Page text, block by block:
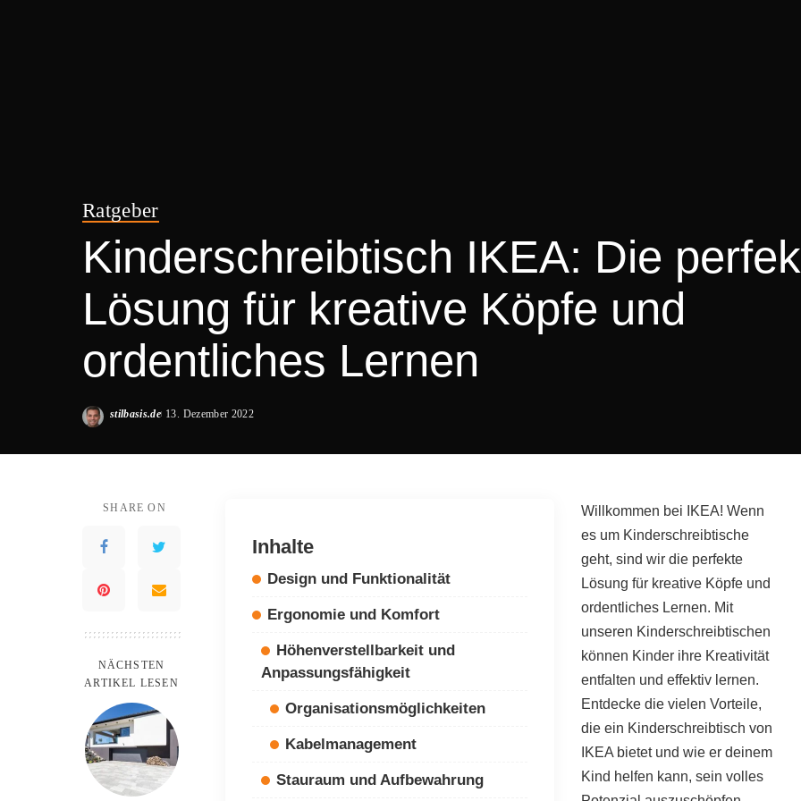
Ratgeber
Kinderschreibtisch IKEA: Die
Lösung für kreative Köpfe und
ordentliches Lernen
Posted
stilbasis.de 13. Dezember 2022
SHARE ON
NÄCHSTEN
ARTIKEL LESEN
Inhalte
Design und Funktionalität
Ergonomie und Komfort
Höhenverstellbarkeit und
Anpassungsfähigkeit
Organisationsmöglichkeiten
Kabelmanagement
Stauraum und Aufbewahrung
Willkommen bei IKEA! Wenn
es um Kinderschreibtische
geht, sind wir die perfekte
Lösung für kreative Köpfe und
ordentliches Lernen. Mit
unseren Kinderschreibtischen
können Kinder ihre Kreativität
entfalten und effektiv lernen.
Entdecke die vielen Vorteile,
die ein Kinderschreibtisch von
IKEA bietet und wie er deinem
Kind helfen kann, sein volles